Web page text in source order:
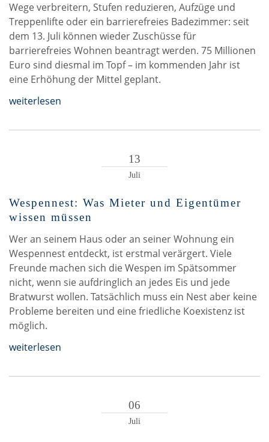
Wege verbreitern, Stufen reduzieren, Aufzüge und
Treppenlifte oder ein barrierefreies Badezimmer: seit
dem 13. Juli können wieder Zuschüsse für
barrierefreies Wohnen beantragt werden. 75 Millionen
Euro sind diesmal im Topf – im kommenden Jahr ist
eine Erhöhung der Mittel geplant.
weiterlesen
13
Juli
Wespennest: Was Mieter und Eigentümer
wissen müssen
Wer an seinem Haus oder an seiner Wohnung ein
Wespennest entdeckt, ist erstmal verärgert. Viele
Freunde machen sich die Wespen im Spätsommer
nicht, wenn sie aufdringlich an jedes Eis und jede
Bratwurst wollen. Tatsächlich muss ein Nest aber keine
Probleme bereiten und eine friedliche Koexistenz ist
möglich.
weiterlesen
06
Juli